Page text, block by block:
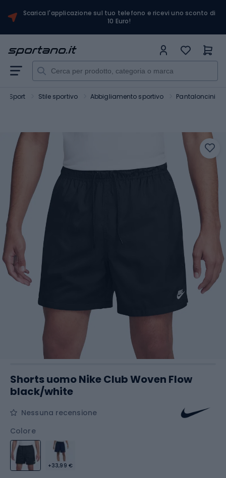
Scarica l'applicazione sul tuo telefono e ricevi uno sconto di
10 Euro!
Sport Stile sportivo Abbigliamento sportivo Pantaloncini
Shorts uomo Nike Club Woven Flow
black/white
Nessuna recensione
Colore
+33,99 €